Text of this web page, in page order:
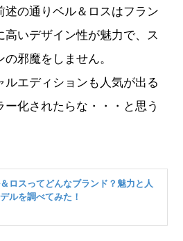
述の通りベル＆ロスはフラン
いデザイン性が魅力で、ス
邪魔をしません。
エディションも人気が出る
化されたらな・・・と思う
ロスってどんなブランド？魅力と人
ルを調べてみた！